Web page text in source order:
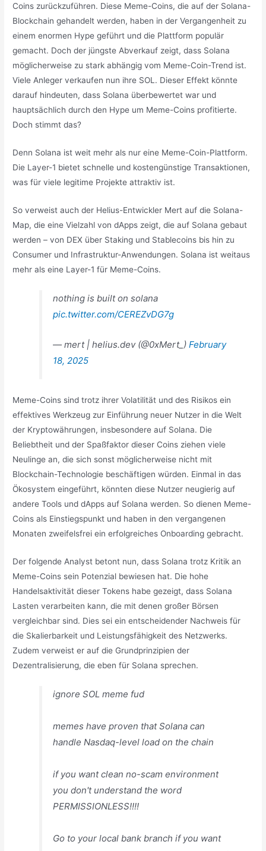
Coins zurückzuführen. Diese Meme-Coins, die auf der Solana-
Blockchain gehandelt werden, haben in der Vergangenheit zu
einem enormen Hype geführt und die Plattform populär
gemacht. Doch der jüngste Abverkauf zeigt, dass Solana
möglicherweise zu stark abhängig vom Meme-Coin-Trend ist.
Viele Anleger verkaufen nun ihre SOL. Dieser Effekt könnte
darauf hindeuten, dass Solana überbewertet war und
hauptsächlich durch den Hype um Meme-Coins profitierte.
Doch stimmt das?
Denn Solana ist weit mehr als nur eine Meme-Coin-Plattform.
Die Layer-1 bietet schnelle und kostengünstige Transaktionen,
was für viele legitime Projekte attraktiv ist.
So verweist auch der Helius-Entwickler Mert auf die Solana-
Map, die eine Vielzahl von dApps zeigt, die auf Solana gebaut
werden – von DEX über Staking und Stablecoins bis hin zu
Consumer und Infrastruktur-Anwendungen. Solana ist weitaus
mehr als eine Layer-1 für Meme-Coins.
nothing is built on solana
pic.twitter.com/CEREZvDG7g
— mert | helius.dev (@0xMert_)February
18, 2025
Meme-Coins sind trotz ihrer Volatilität und des Risikos ein
effektives Werkzeug zur Einführung neuer Nutzer in die Welt
der Kryptowährungen, insbesondere auf Solana. Die
Beliebtheit und der Spaßfaktor dieser Coins ziehen viele
Neulinge an, die sich sonst möglicherweise nicht mit
Blockchain-Technologie beschäftigen würden. Einmal in das
Ökosystem eingeführt, könnten diese Nutzer neugierig auf
andere Tools und dApps auf Solana werden. So dienen Meme-
Coins als Einstiegspunkt und haben in den vergangenen
Monaten zweifelsfrei ein erfolgreiches Onboarding gebracht.
Der folgende Analyst betont nun, dass Solana trotz Kritik an
Meme-Coins sein Potenzial bewiesen hat. Die hohe
Handelsaktivität dieser Tokens habe gezeigt, dass Solana
Lasten verarbeiten kann, die mit denen großer Börsen
vergleichbar sind. Dies sei ein entscheidender Nachweis für
die Skalierbarkeit und Leistungsfähigkeit des Netzwerks.
Zudem verweist er auf die Grundprinzipien der
Dezentralisierung, die eben für Solana sprechen.
ignore SOL meme fud
memes have proven that Solana can
handle Nasdaq-level load on the chain
if you want clean no-scam environment
you don't understand the word
PERMISSIONLESS!!!!
Go to your local bank branch if you want